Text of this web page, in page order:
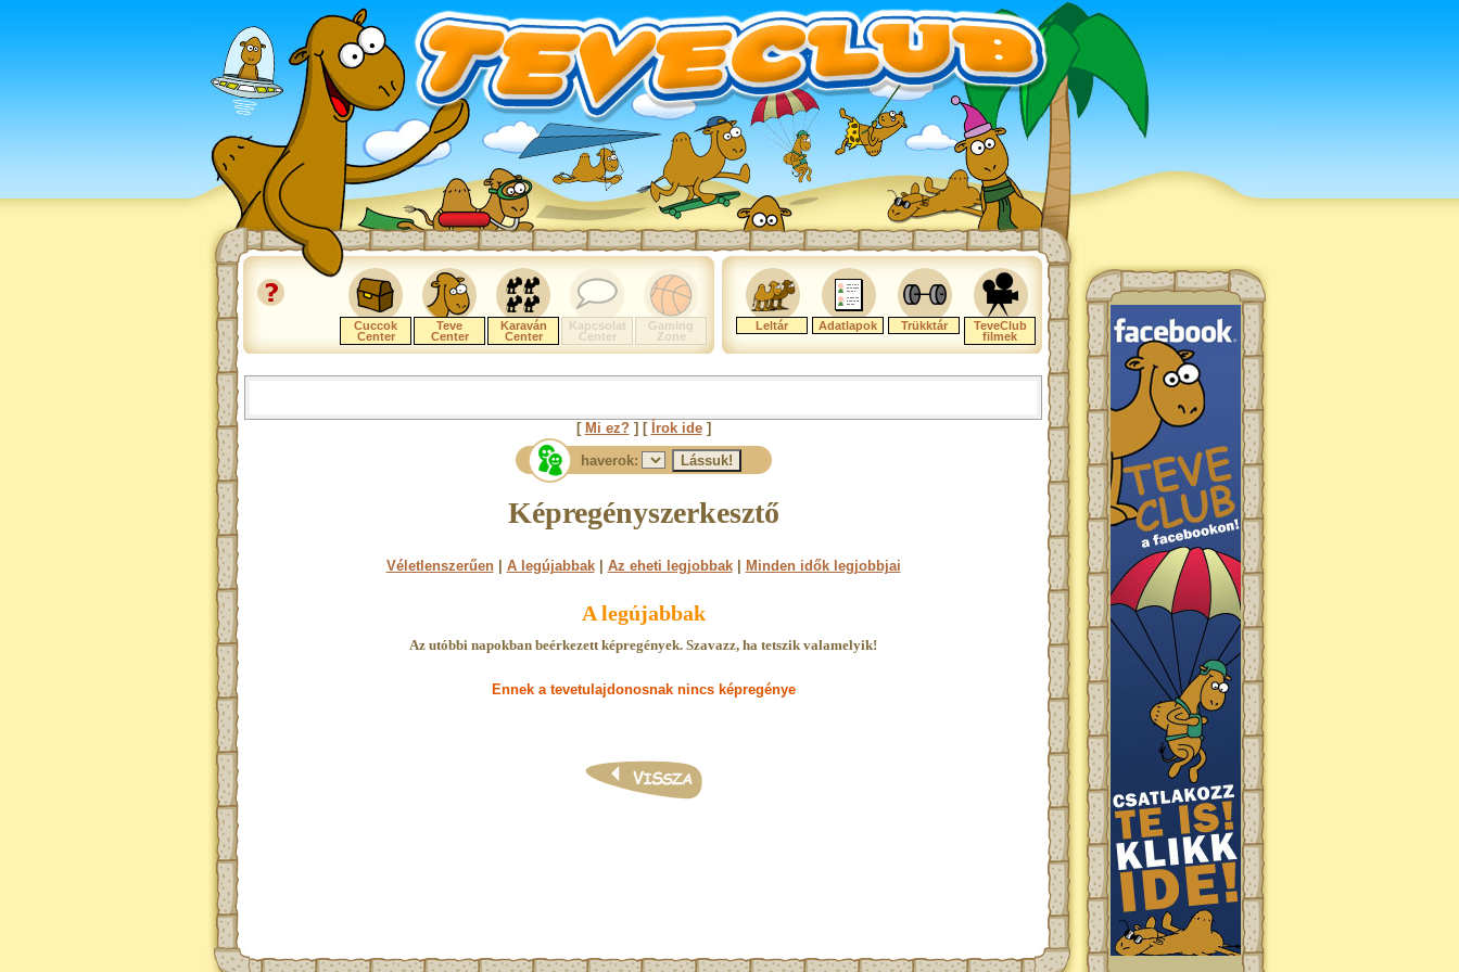
Cuccok
Center
Teve
Center
Karaván
Center
Kapcsolat
Center
Gaming
Zone
Leltár Adatlapok Trükktár
TeveClub
filmek
[ Mi ez?] [ Írok ide]
haverok:
Képregényszerkesztő
Véletlenszerűen| A legújabbak| Az eheti legjobbak| Minden idők legjobbjai
A legújabbak
Az utóbbi napokban beérkezett képregények. Szavazz, ha tetszik valamelyik!
Ennek a tevetulajdonosnak nincs képregénye